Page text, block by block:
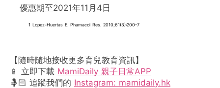
優惠期至2021年11月4日
1 Lopez-Huertas E. Phamacol Res. 2010;61(3):200-7
【隨時隨地接收更多育兒教育資訊】
📱 立即下載 MamiDaily 親子日常APP
🤱🏻 追蹤我們的 Instagram: mamidaily.hk